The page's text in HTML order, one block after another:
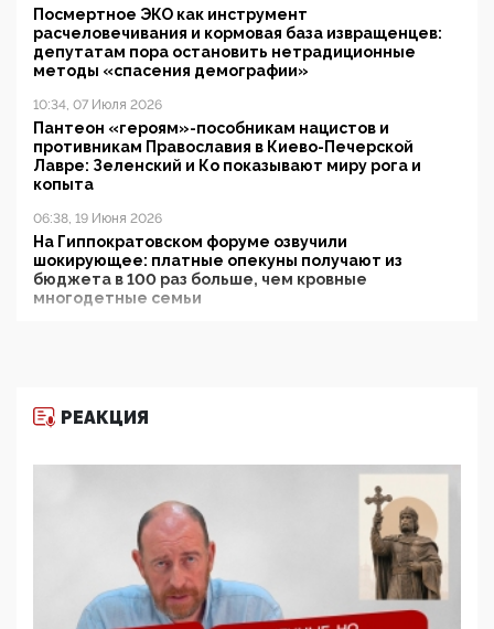
Посмертное ЭКО как инструмент
расчеловечивания и кормовая база извращенцев:
депутатам пора остановить нетрадиционные
методы «спасения демографии»
10:34, 07 Июля 2026
Пантеон «героям»-пособникам нацистов и
противникам Православия в Киево-Печерской
Лавре: Зеленский и Ко показывают миру рога и
копыта
06:38, 19 Июня 2026
На Гиппократовском форуме озвучили
шокирующее: платные опекуны получают из
бюджета в 100 раз больше, чем кровные
многодетные семьи
11:53, 09 Июня 2026
деятельность ИИТО ЮНЕСКО в России, но
цифроглобалисты продолжают определять
повестку в образовании
09:43, 01 Июня 2026
5G за счет здоровья граждан: Минцифры намерено
отобрать у регионов и муниципалитетов право
защищать жилые дома и социальные объекты от
РЕАКЦИЯ